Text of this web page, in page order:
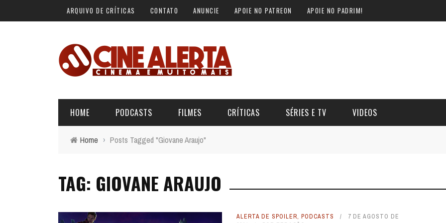
ARQUIVO DE CRÍTICAS CONTATO ANUNCIE APOIE NO PATREON APOIE NO PADRIM!
HOME PODCASTS
ALERTA DE SPOILER
FILMES CRÍTICAS SÉRIES E TV VIDEOS
MICKEY MOUSE ASSASSINO
CINERAMA
Home › Posts Tagged "Giovane Araujo"
TAG: GIOVANE ARAUJO
ALERTA DE SPOILER, PODCASTS
7 DE AGOSTO DE